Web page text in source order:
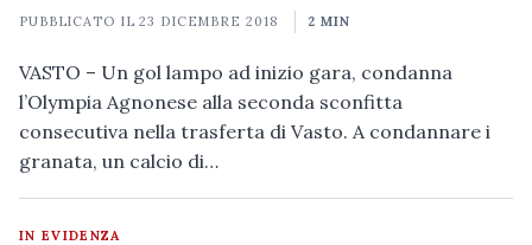
PUBBLICATO IL23 DICEMBRE 2018 2 MIN
VASTO – Un gol lampo ad inizio gara, condanna
l’Olympia Agnonese alla seconda sconfitta
consecutiva nella trasferta di Vasto. A condannare i
granata, un calcio di…
IN EVIDENZA